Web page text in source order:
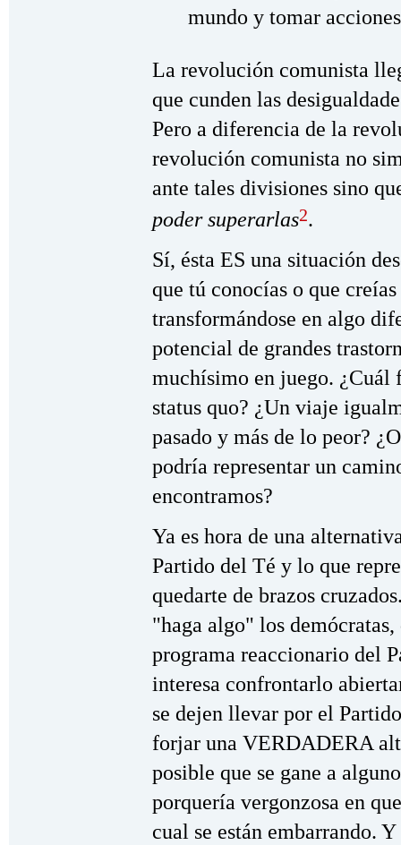
mundo y tomar
La revolución comunista
que cunden las
Pero a diferencia de la
revolución comunista no
ante tales divisiones sino
poder superarlas2.
Sí, ésta ES una situación
que tú conocías o que
transformándose en algo
potencial de grandes
muchísimo en juego. ¿Cuál
status quo? ¿Un viaje
pasado y más de lo peor?
podría representar un
encontramos?
Ya es hora de una
Partido del Té y lo que
quedarte de brazos
"haga algo" los
programa reaccionario del
interesa confrontarlo
se dejen llevar por el
forjar una VERDADERA
posible que se gane a
porquería vergonzosa en
cual se están embarrando.